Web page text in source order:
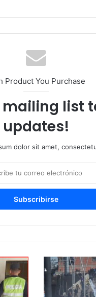
Product You Purchase
list
updates!
dolor sit amet,